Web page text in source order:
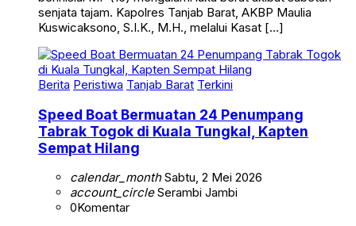
senjata tajam. Kapolres Tanjab Barat, AKBP Maulia
Kuswicaksono, S.I.K., M.H., melalui Kasat […]
Berita Peristiwa Tanjab Barat Terkini
Speed Boat Bermuatan 24 Penumpang
Tabrak Togok di Kuala Tungkal, Kapten
Sempat Hilang
calendar_monthSabtu, 2 Mei 2026
account_circleSerambi Jambi
0Komentar